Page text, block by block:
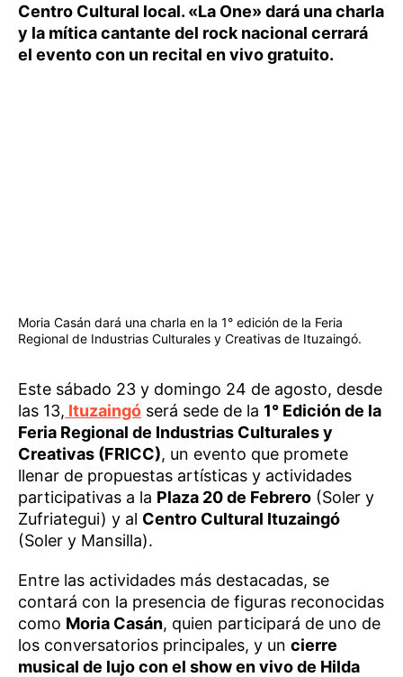
Centro Cultural local. «La One» dará una charla
y la mítica cantante del rock nacional cerrará
el evento con un recital en vivo gratuito.
Moria Casán dará una charla en la 1° edición de la Feria
Regional de Industrias Culturales y Creativas de Ituzaingó.
Este sábado 23 y domingo 24 de agosto, desde
las 13, Ituzaingó será sede de la 1° Edición de la
Feria Regional de Industrias Culturales y
Creativas (FRICC), un evento que promete
llenar de propuestas artísticas y actividades
participativas a la Plaza 20 de Febrero (Soler y
Zufriategui) y al Centro Cultural Ituzaingó
(Soler y Mansilla).
Entre las actividades más destacadas, se
contará con la presencia de figuras reconocidas
como Moria Casán, quien participará de uno de
los conversatorios principales, y un cierre
musical de lujo con el show en vivo de Hilda